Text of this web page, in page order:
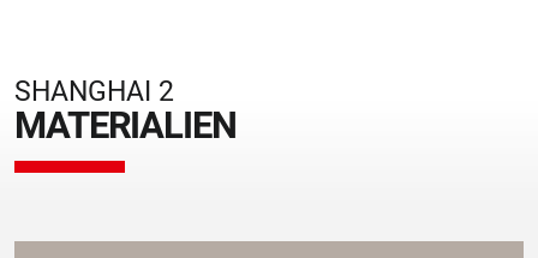
SHANGHAI 2
MATERIALIEN